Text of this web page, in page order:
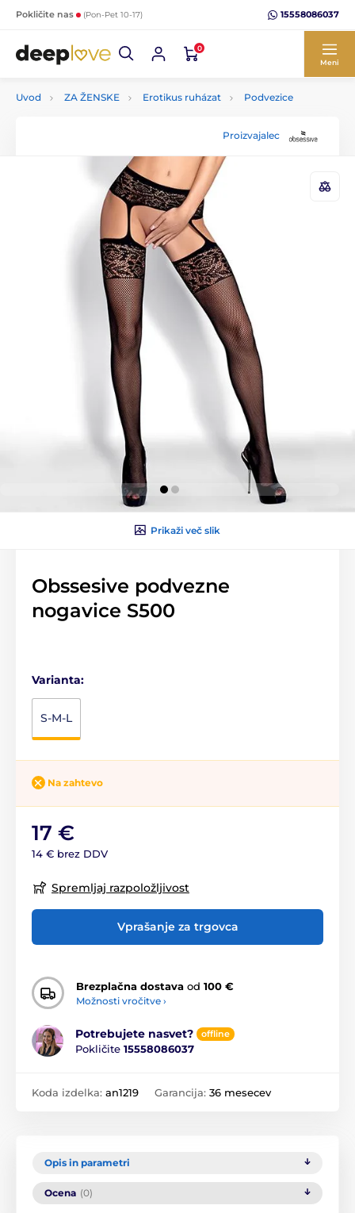
Pokličite nas (Pon-Pet 10-17) 15558086037
0
Meni
Uvod ZA ŽENSKE Erotikus ruházat Podvezice
Proizvajalec
Prikaži več slik
Obssesive podvezne
nogavice S500
Varianta:
S-M-L
Na zahtevo
17 €
14 € brez DDV
Spremljaj razpoložljivost
Vprašanje za trgovca
Brezplačna dostava od 100 €
Možnosti vročitve ›
Potrebujete nasvet? offline
Pokličite 15558086037
Koda izdelka: an1219 Garancija: 36 mesecev
Opis in parametri
Ocena (0)